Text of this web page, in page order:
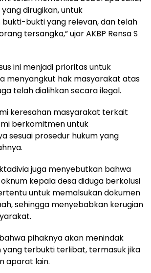
dirugikan, untuk
bukti yang relevan, dan telah
tersangka,” ujar AKBP Rensa S
ini menjadi prioritas untuk
menyangkut hak masyarakat atas
telah dialihkan secara ilegal.
keresahan masyarakat terkait
berkomitmen untuk
sesuai prosedur hukum yang
juga menyebutkan bahwa
kepala desa diduga berkolusi
untuk memalsukan dokumen
sehingga menyebabkan kerugian
pihaknya akan menindak
yang terbukti terlibat, termasuk jika
aparat lain.